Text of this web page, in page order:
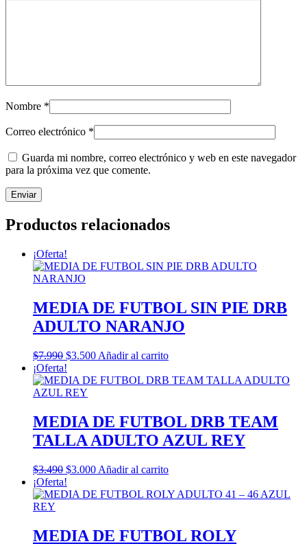
Nombre *
Correo electrónico *
Guarda mi nombre, correo electrónico y web en este navegador
para la próxima vez que comente.
Productos relacionados
¡Oferta!
MEDIA DE FUTBOL SIN PIE DRB
ADULTO NARANJO
$7.990 El
precio
original
era:
$3.500El
actual
Añadir al carrito
¡Oferta!
MEDIA DE FUTBOL DRB TEAM
TALLA ADULTO AZUL REY
$3.490 El
precio
original
$3.000El
actual
Añadir al carrito
¡Oferta!
MEDIA DE FUTBOL ROLY